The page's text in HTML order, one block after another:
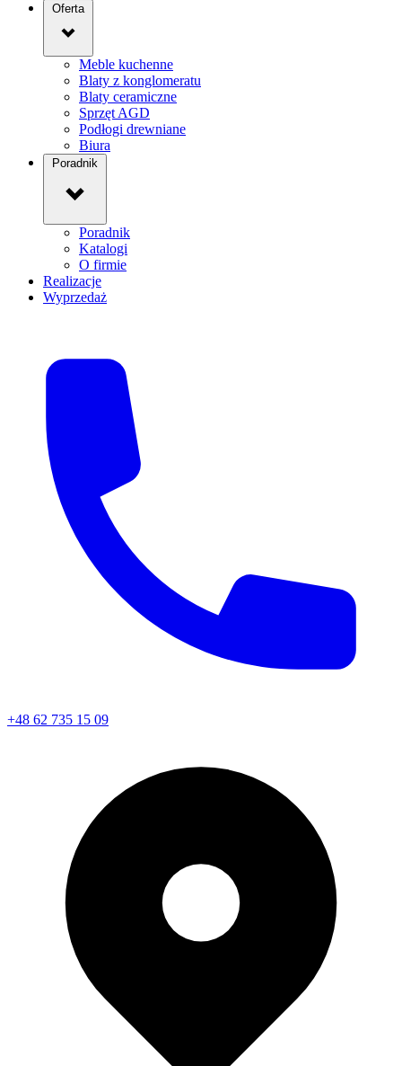
Oferta
Meble kuchenne
Blaty z konglomeratu
Blaty ceramiczne
Sprzęt AGD
Podłogi drewniane
Biura
Poradnik
Poradnik
Katalogi
O firmie
Realizacje
Wyprzedaż
+48 62 735 15 09